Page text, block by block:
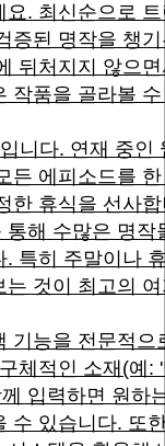
요. 최신순으로
증된 명작을 챙
뒤처지지 않으
작품을 골라볼
니다. 연재 중인
든 에피소드를
한 휴식을 선사
통해 수많은 명작
특히 주말이나
것이 최고의
기능을 전문적으
체적인 소재(예:
입력하면 원하
수 있습니다. 또